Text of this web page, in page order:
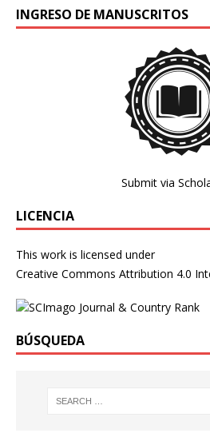
INGRESO DE MANUSCRITOS
Submit via
LICENCIA
This work is licensed under
Creative Commons Attribution 4.0
BÚSQUEDA